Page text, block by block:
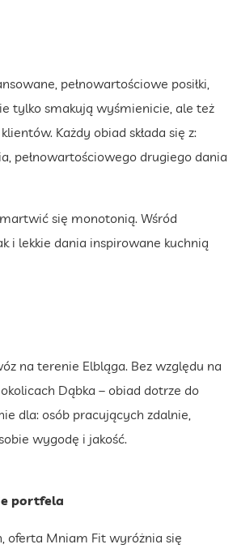
pełnowartościowe posiłki,
tylko smakują wyśmienicie, ale też
Każdy obiad składa się z:
pełnowartościowego drugiego dania
się monotonią. Wśród
i lekkie dania inspirowane kuchnią
na terenie Elbląga. Bez względu na
Dąbka – obiad dotrze do
dla: osób pracujących zdalnie,
wygodę i jakość.
portfela
oferta Mniam Fit wyróżnia się